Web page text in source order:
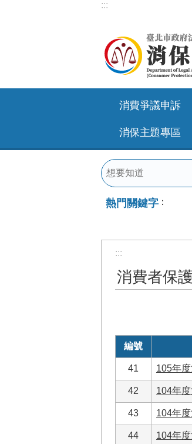
:::
消費爭議申訴
消保主題專區
熱門關鍵字
:::
消費者保
編號
41 105年
42 104年
43 104年
44 104年